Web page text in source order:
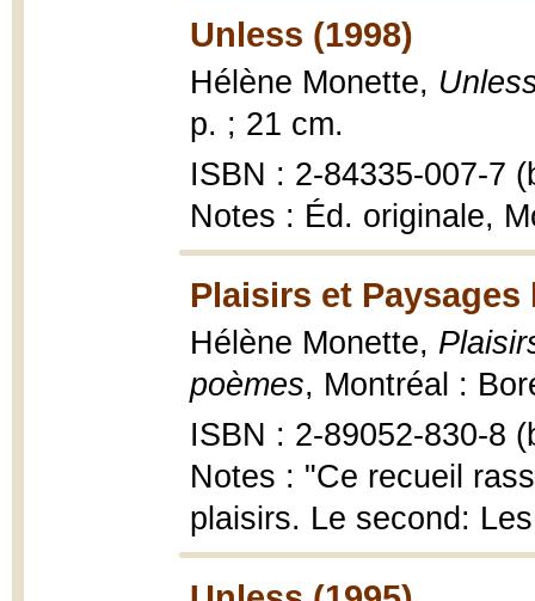
Unless (1998)
Hélène Monette,
p. ; 21 cm.
ISBN : 2-84335-007-7
Notes : Éd. originale,
Plaisirs et Paysages
Hélène Monette,
poèmes, Montréal :
ISBN : 2-89052-830-8
Notes : "Ce recueil
plaisirs. Le second: